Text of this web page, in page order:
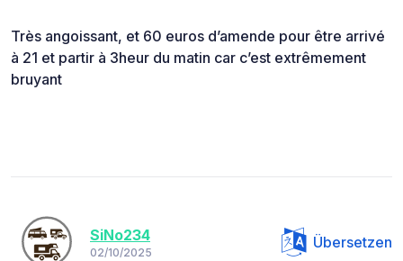
Très angoissant, et 60 euros d’amende pour être arrivé
à 21 et partir à 3heur du matin car c’est extrêmement
bruyant
SiNo234
02/10/2025
Übersetzen